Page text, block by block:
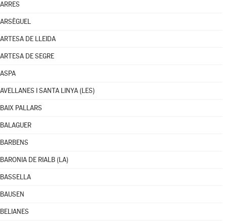
ARRES
ARSÈGUEL
ARTESA DE LLEIDA
ARTESA DE SEGRE
ASPA
AVELLANES I SANTA LINYA (LES)
BAIX PALLARS
BALAGUER
BARBENS
BARONIA DE RIALB (LA)
BASSELLA
BAUSEN
BELIANES